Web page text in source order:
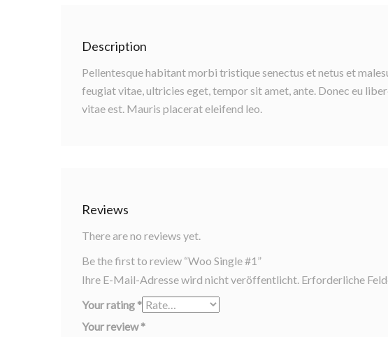
Description
Pellentesque habitant morbi tristique senectus et netus et
feugiat vitae, ultricies eget, tempor sit amet, ante. Donec eu
vitae est. Mauris placerat eleifend leo.
Reviews
There are no reviews yet.
Be the first to review “Woo Single #1”
Ihre E-Mail-Adresse wird nicht veröffentlicht. Erforderliche
Your rating *
Your review*